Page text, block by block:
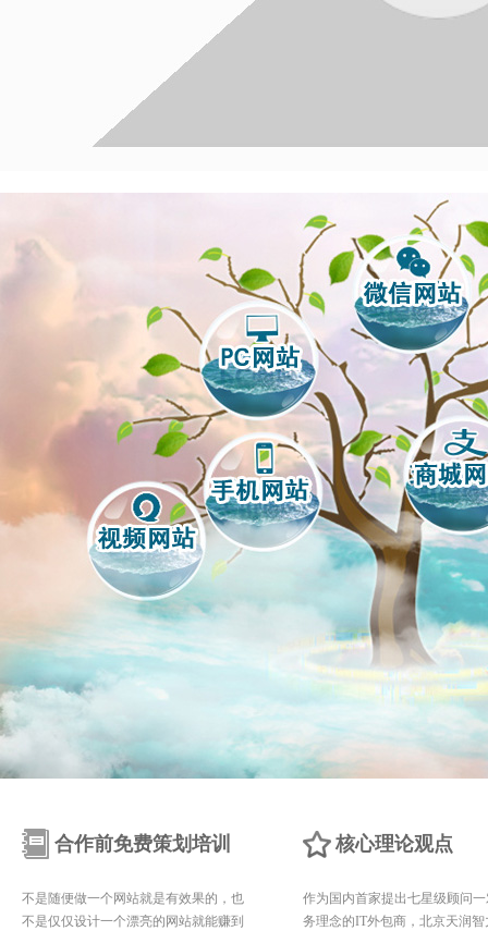
合作前免费策划培训
不是随便做一个网站就是有效果的，也
不是仅仅设计一个漂亮的网站就能赚到
核心理论观点
作为国内首家提出七星级顾问
务理念的IT外包商，北京天润智